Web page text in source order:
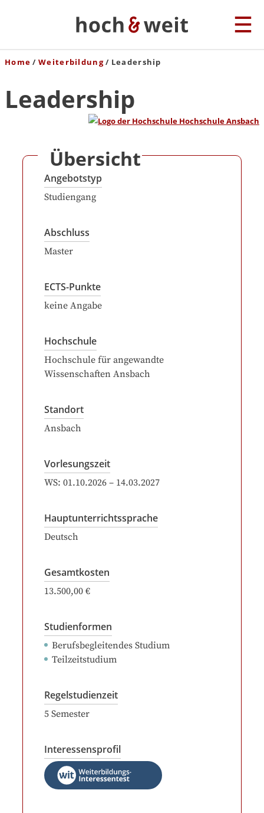
Home Weiterbildung Leadership
Leadership
Übersicht
Angebotstyp
Studiengang
Abschluss
Master
ECTS-Punkte
keine Angabe
Hochschule
Hochschule für angewandte
Wissenschaften Ansbach
Standort
Ansbach
Vorlesungszeit
WS: 01.10.2026 – 14.03.2027
Hauptunterrichtssprache
Deutsch
Gesamtkosten
13.500,00 €
Studienformen
Berufsbegleitendes Studium
Teilzeitstudium
Regelstudienzeit
5 Semester
Interessensprofil